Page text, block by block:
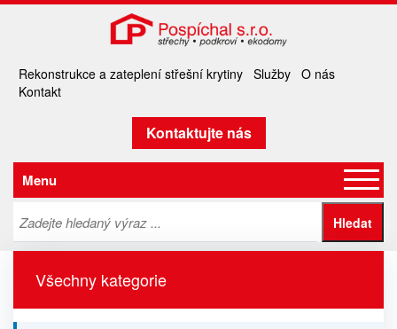
Rekonstrukce a zateplení střešní krytiny Služby O nás
Kontakt
Kontaktujte nás
Menu
Všechny kategorie